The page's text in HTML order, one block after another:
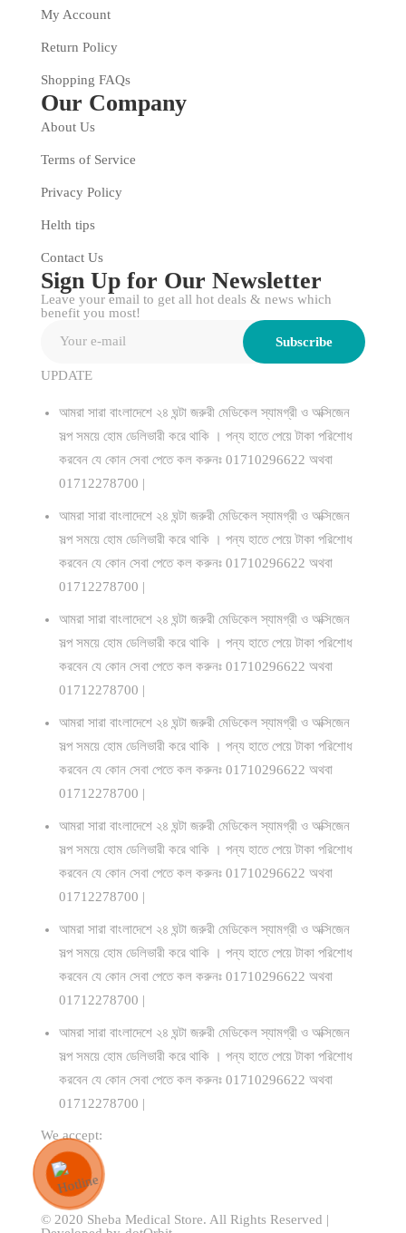
My Account
Return Policy
Shopping FAQs
Our Company
About Us
Terms of Service
Privacy Policy
Helth tips
Contact Us
Sign Up for Our Newsletter
Leave your email to get all hot deals & news which
benefit you most!
Subscribe
UPDATE
আমরা সারা বাংলাদেশে ২৪ ঘন্টা জরুরী মেডিকেল স্যামগ্রী ও অক্সিজেন
সল্প সময়ে হোম ডেলিভারী করে থাকি । পন্য হাতে পেয়ে টাকা পরিশোধ
করবেন যে কোন সেবা পেতে কল করুনঃ 01710296622 অথবা
01712278700 |
আমরা সারা বাংলাদেশে ২৪ ঘন্টা জরুরী মেডিকেল স্যামগ্রী ও অক্সিজেন
সল্প সময়ে হোম ডেলিভারী করে থাকি । পন্য হাতে পেয়ে টাকা পরিশোধ
করবেন যে কোন সেবা পেতে কল করুনঃ 01710296622 অথবা
01712278700 |
আমরা সারা বাংলাদেশে ২৪ ঘন্টা জরুরী মেডিকেল স্যামগ্রী ও অক্সিজেন
সল্প সময়ে হোম ডেলিভারী করে থাকি । পন্য হাতে পেয়ে টাকা পরিশোধ
করবেন যে কোন সেবা পেতে কল করুনঃ 01710296622 অথবা
01712278700 |
আমরা সারা বাংলাদেশে ২৪ ঘন্টা জরুরী মেডিকেল স্যামগ্রী ও অক্সিজেন
সল্প সময়ে হোম ডেলিভারী করে থাকি । পন্য হাতে পেয়ে টাকা পরিশোধ
করবেন যে কোন সেবা পেতে কল করুনঃ 01710296622 অথবা
01712278700 |
আমরা সারা বাংলাদেশে ২৪ ঘন্টা জরুরী মেডিকেল স্যামগ্রী ও অক্সিজেন
সল্প সময়ে হোম ডেলিভারী করে থাকি । পন্য হাতে পেয়ে টাকা পরিশোধ
করবেন যে কোন সেবা পেতে কল করুনঃ 01710296622 অথবা
01712278700 |
আমরা সারা বাংলাদেশে ২৪ ঘন্টা জরুরী মেডিকেল স্যামগ্রী ও অক্সিজেন
সল্প সময়ে হোম ডেলিভারী করে থাকি । পন্য হাতে পেয়ে টাকা পরিশোধ
করবেন যে কোন সেবা পেতে কল করুনঃ 01710296622 অথবা
01712278700 |
আমরা সারা বাংলাদেশে ২৪ ঘন্টা জরুরী মেডিকেল স্যামগ্রী ও অক্সিজেন
সল্প সময়ে হোম ডেলিভারী করে থাকি । পন্য হাতে পেয়ে টাকা পরিশোধ
করবেন যে কোন সেবা পেতে কল করুনঃ 01710296622 অথবা
01712278700 |
© 2020 Sheba Medical Store. All Rights Reserved |
We accept: